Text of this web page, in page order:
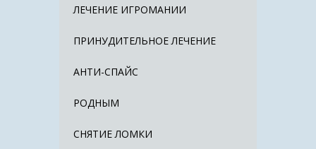
ЛЕЧЕНИЕ ИГРОМАНИИ
ПРИНУДИТЕЛЬНОЕ ЛЕЧЕНИЕ
АНТИ-СПАЙС
РОДНЫМ
СНЯТИЕ ЛОМКИ